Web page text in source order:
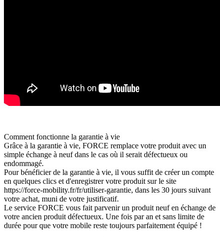
Comment fonctionne la garantie à vie
Grâce à la garantie à vie, FORCE remplace votre produit avec un
simple échange à neuf dans le cas où il serait défectueux ou
endommagé.
Pour bénéficier de la garantie à vie, il vous suffit de créer un compte
en quelques clics et d'enregistrer votre produit sur le site
https://force-mobility.fr/fr/utiliser-garantie, dans les 30 jours suivant
votre achat, muni de votre justificatif.
Le service FORCE vous fait parvenir un produit neuf en échange de
votre ancien produit défectueux. Une fois par an et sans limite de
durée pour que votre mobile reste toujours parfaitement équipé !